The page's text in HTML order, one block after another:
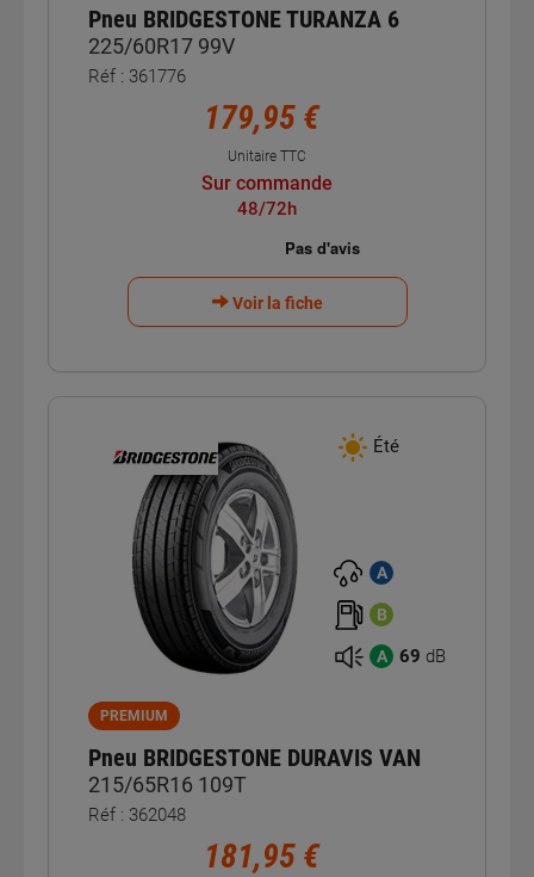
Pneu BRIDGESTONE TURANZA 6
225/60R17 99V
Réf : 361776
179,95 €
Unitaire TTC
Sur commande
48/72h
Voir la fiche
Été
A
B
A 69 dB
PREMIUM
Pneu BRIDGESTONE DURAVIS VAN
215/65R16 109T
Réf : 362048
181,95 €